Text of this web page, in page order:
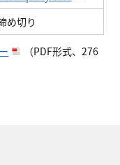
め切り
（PDF形式、276